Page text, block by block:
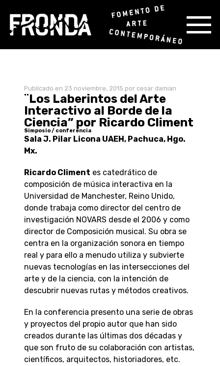
Publicado en 23 noviembre, 2015 por cesar damian
¨Los Laberintos del Arte
Interactivo al Borde de la
Ciencia” por Ricardo Climent
Simposio / conferencia
Sala J. Pilar Licona UAEH, Pachuca, Hgo.
Mx.
Ricardo Climent es catedrático de
composición de música interactiva en la
Universidad de Manchester, Reino Unido,
donde trabaja como director del centro de
investigación NOVARS desde el 2006 y como
director de Composición musical. Su obra se
centra en la organización sonora en tiempo
real y para ello a menudo utiliza y subvierte
nuevas tecnologías en las intersecciones del
arte y de la ciencia, con la intención de
descubrir nuevas rutas y métodos creativos.
En la conferencia presento una serie de obras
y proyectos del propio autor que han sido
creados durante las últimas dos décadas y
que son fruto de su colaboración con artistas,
científicos, arquitectos, historiadores, etc.